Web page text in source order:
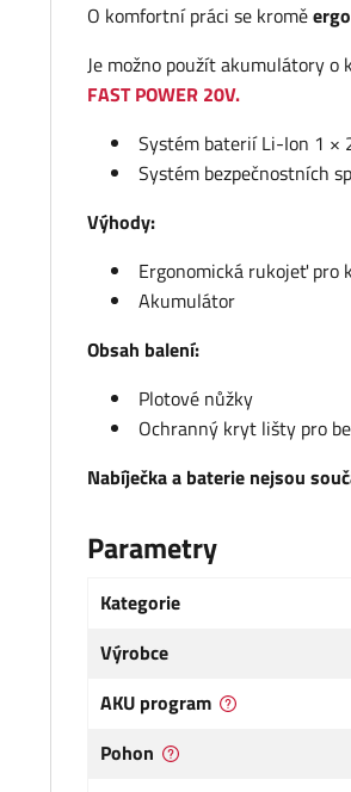
O komfortní práci se kromě
Je možno použít akumulátory
FAST POWER 20V.
Systém baterií Li-Ion 1 ×
Systém bezpečnostních
Výhody:
Ergonomická rukojeť pro
Akumulátor
Obsah balení:
Plotové nůžky
Ochranný kryt lišty pro
Nabíječka a baterie nejsou
Parametry
Kategorie
Výrobce
AKU program
Pohon